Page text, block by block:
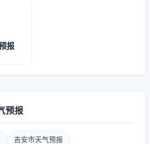
报
预报
吉安市天气预报